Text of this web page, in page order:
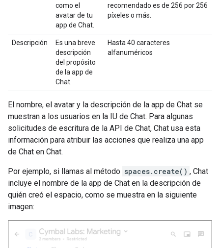
como el
avatar de tu
app de Chat.
recomendado es de 256 por 256
píxeles o más.
Descripción
Es una breve
descripción
del propósito
de la app de
Chat.
Hasta 40 caracteres
alfanuméricos
El nombre, el avatar y la descripción de la app de Chat se
muestran a los usuarios en la IU de Chat. Para algunas
solicitudes de escritura de la API de Chat, Chat usa esta
información para atribuir las acciones que realiza una app
de Chat en Chat.
Por ejemplo, si llamas al método spaces.create() , Chat
incluye el nombre de la app de Chat en la descripción de
quién creó el espacio, como se muestra en la siguiente
imagen: